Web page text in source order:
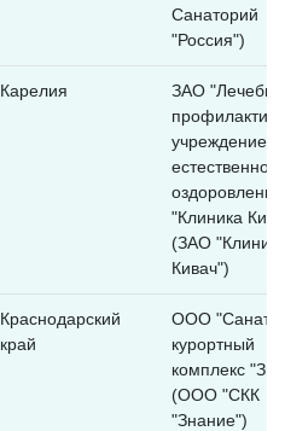
Санаторий
"Россия")
Карелия
ЗАО
учреждение
естественного
оздоровления
"Клиника
(ЗАО
Кивач")
Краснодарский
край
ООО
курортный
комплекс
(ООО "СКК
"Знание")